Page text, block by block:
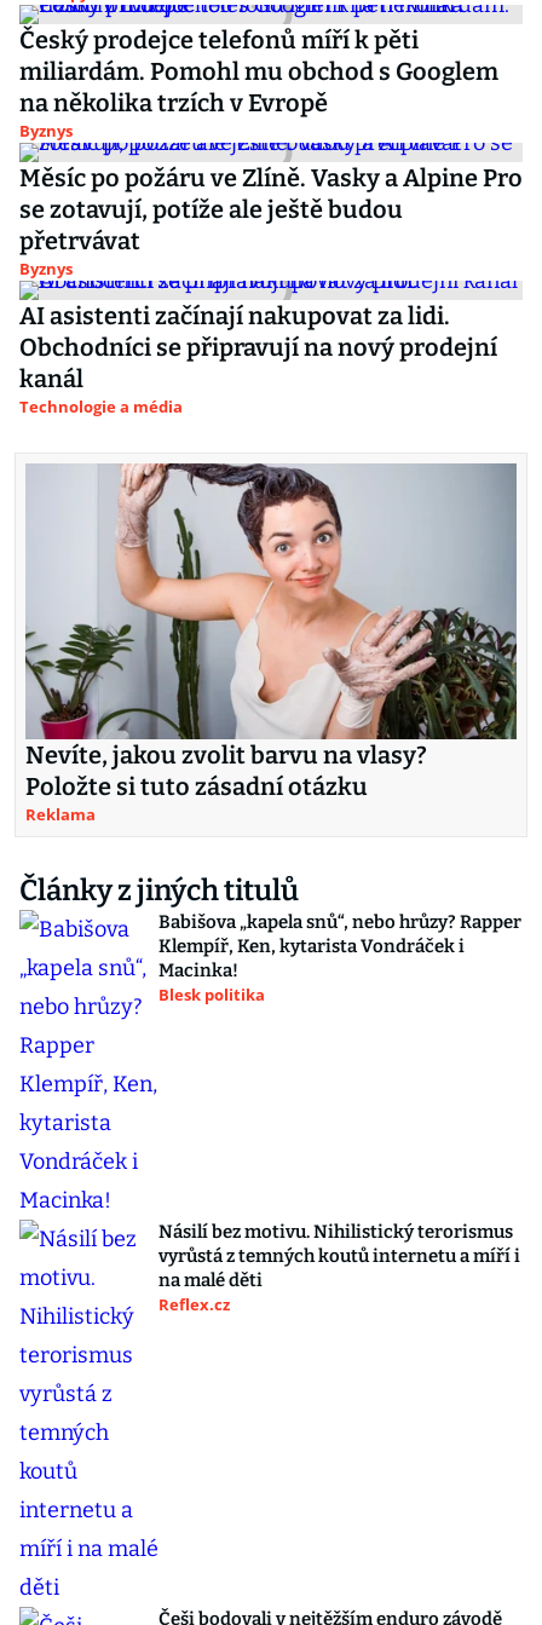
Český prodejce telefonů míří k pěti
miliardám. Pomohl mu obchod s Googlem
na několika trzích v Evropě
Byznys
Měsíc po požáru ve Zlíně. Vasky a Alpine Pro
se zotavují, potíže ale ještě budou
přetrvávat
Byznys
AI asistenti začínají nakupovat za lidi.
Obchodníci se připravují na nový prodejní
kanál
Technologie a média
Nevíte, jakou zvolit barvu na vlasy?
Položte si tuto zásadní otázku
Reklama
Články z jiných titulů
Babišova „kapela snů“, nebo hrůzy? Rapper
Klempíř, Ken, kytarista Vondráček i
Macinka!
Blesk politika
Násilí bez motivu. Nihilistický terorismus
vyrůstá z temných koutů internetu a míří i
na malé děti
Reflex.cz
Češi bodovali v nejtěžším enduro závodě